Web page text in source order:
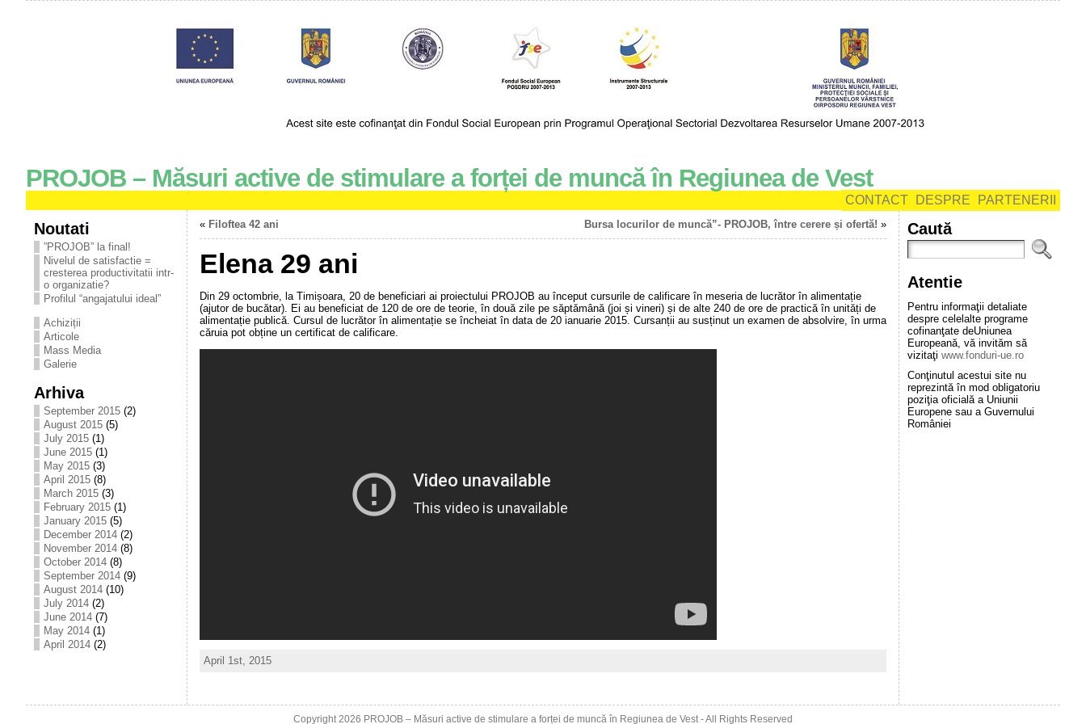
PROJOB – Măsuri active de stimulare a forței de muncă în Regiunea de Vest
PARTENERII
DESPRE
CONTACT
Noutati
”PROJOB” la final!
Nivelul de satisfactie =
cresterea productivitatii intr-
o organizatie?
Profilul “angajatului ideal”
Achiziții
Articole
Mass Media
Galerie
Arhiva
September 2015 (2)
August 2015 (5)
July 2015 (1)
June 2015 (1)
May 2015 (3)
April 2015 (8)
March 2015 (3)
February 2015 (1)
January 2015 (5)
December 2014 (2)
November 2014 (8)
October 2014 (8)
September 2014 (9)
August 2014 (10)
July 2014 (2)
June 2014 (7)
May 2014 (1)
April 2014 (2)
« Filoftea 42 ani Bursa locurilor de muncă”- PROJOB, între cerere și ofertă! »
Elena 29 ani
Din 29 octombrie, la Timișoara, 20 de beneficiari ai proiectului PROJOB au început cursurile de calificare în meseria de lucrător în alimentație
(ajutor de bucătar). Ei au beneficiat de 120 de ore de teorie, în două zile pe săptămână (joi și vineri) și de alte 240 de ore de practică în unități de
alimentație publică. Cursul de lucrător în alimentație se încheiat în data de 20 ianuarie 2015. Cursanții au susținut un examen de absolvire, în urma
căruia pot obține un certificat de calificare.
April 1st, 2015
Caută
Atentie
Pentru informaţii detaliate
despre celelalte programe
cofinanţate deUniunea
Europeană, vă invităm să
vizitaţi www.fonduri-ue.ro
Conţinutul acestui site nu
reprezintă în mod obligatoriu
poziţia oficială a Uniunii
Europene sau a Guvernului
României
Copyright 2026 PROJOB – Măsuri active de stimulare a forței de muncă în Regiunea de Vest- All Rights Reserved